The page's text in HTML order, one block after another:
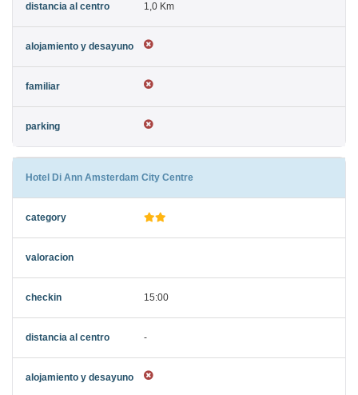
1,0 Km
Hotel Di Ann Amsterdam City Centre
15:00
-